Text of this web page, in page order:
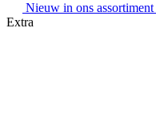
Nieuw in ons assortiment
Extra